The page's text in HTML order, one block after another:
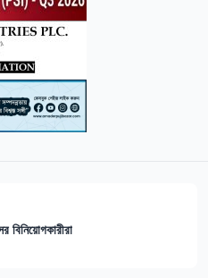
বিনিয়োগকারীরা